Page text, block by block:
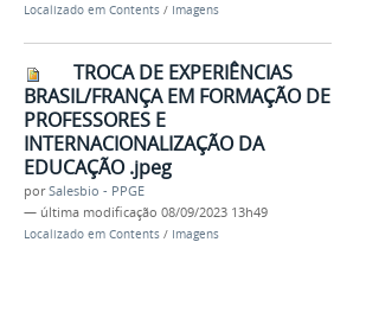
Localizado em Contents / Imagens
TROCA DE EXPERIÊNCIAS
BRASIL/FRANÇA EM FORMAÇÃO DE
PROFESSORES E
INTERNACIONALIZAÇÃO DA
EDUCAÇÃO .jpeg
porSalesbio - PPGE
— última modificação 08/09/2023 13h49
Localizado em Contents / Imagens